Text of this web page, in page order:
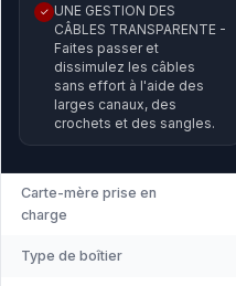
✓ UNE GESTION DES
CÂBLES TRANSPARENTE -
Faites passer et
dissimulez les câbles
sans effort à l'aide des
larges canaux, des
crochets et des sangles.
Carte-mère prise en
charge
Type de boîtier